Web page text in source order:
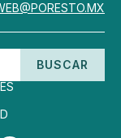
BUSCAR